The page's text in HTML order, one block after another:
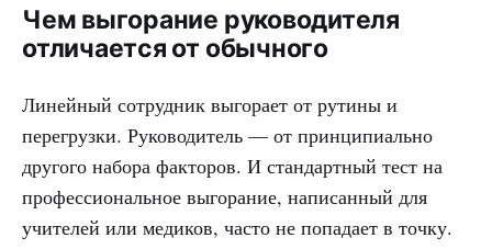
Чем выгорание руководителя
отличается от обычного
Линейный сотрудник выгорает от рутины и
перегрузки. Руководитель — от принципиально
другого набора факторов. И стандартный тест на
профессиональное выгорание, написанный для
учителей или медиков, часто не попадает в точку.